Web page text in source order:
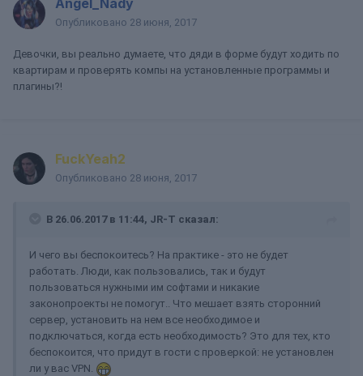
Angel_Nady
Опубликовано 28 июня, 2017
Девочки, вы реально думаете, что дяди в форме будут ходить по
квартирам и проверять компы на установленные программы и
плагины?!
FuckYeah2
Опубликовано 28 июня, 2017
В 26.06.2017 в 11:44, JR-T сказал:
И чего вы беспокоитесь? На практике - это не будет
работать. Люди, как пользовались, так и будут
пользоваться нужными им софтами и никакие
законопроекты не помогут.. Что мешает взять сторонний
сервер, установить на нем все необходимое и
подключаться, когда есть необходимость? Это для тех, кто
беспокоится, что придут в гости с проверкой: не установлен
ли у вас VPN.